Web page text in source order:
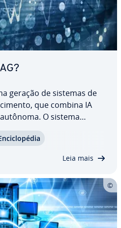
geração de sistemas de
que combina IA
O sistema
dinâmica, fontes de
Leia mais